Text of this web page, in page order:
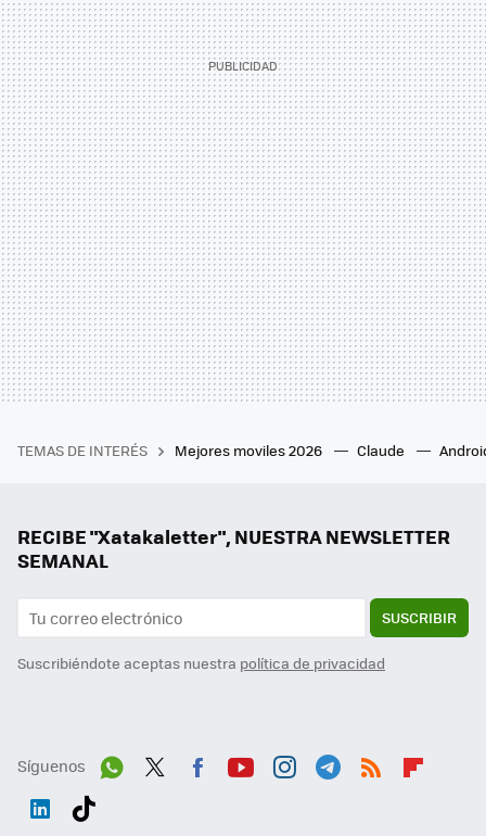
TEMAS DE INTERÉS Mejores moviles 2026 Claude
RECIBE "Xatakaletter", NUESTRA NEWSLETTER
SEMANAL
SUSCRIBIR
Suscribiéndote aceptas nuestra política de privacidad
Síguenos